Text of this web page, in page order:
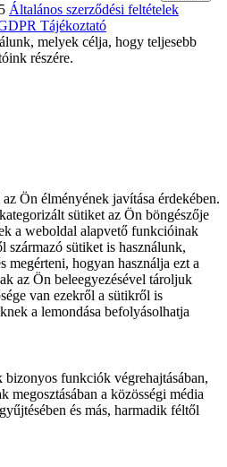
Általános szerződési feltételek
Tájékoztató
melyek célja, hogy teljesebb
részére.
Ön élményének javítása érdekében.
sütiket az Ön böngészője
a weboldal alapvető funkcióinak
származó sütiket is használunk,
megérteni, hogyan használja ezt a
az Ön beleegyezésével tároljuk
van ezekről a sütikről is
a lemondása befolyásolhatja
funkciók végrehajtásában,
megosztásában a közösségi média
és más, harmadik féltől